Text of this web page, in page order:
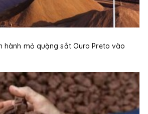
hành mỏ quặng sắt Ouro Preto vào